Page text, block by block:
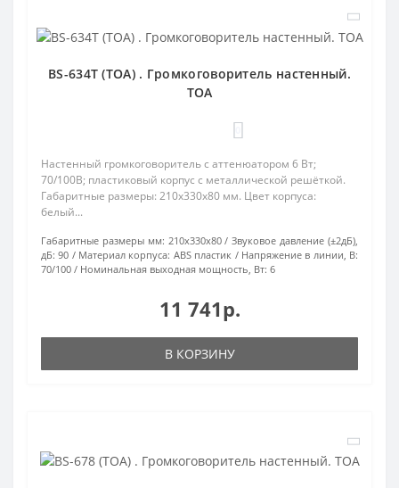
BS-634T (TOA) . Громкоговоритель настенный.
TOA
Настенный громкоговоритель с аттенюатором 6 Вт;
70/100В; пластиковый корпус с металлической решёткой.
Габаритные размеры: 210х330х80 мм. Цвет корпуса:
белый...
Габаритные размеры мм: 210х330х80
Звуковое давление (±2дБ),
дБ: 90 Материал корпуса: ABS пластик
Напряжение в линии, В:
70/100
Номинальная выходная мощность, Вт: 6
11 741р.
В КОРЗИНУ